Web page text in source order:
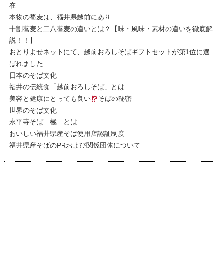
在
本物の蕎麦は、福井県越前にあり
十割蕎麦と二八蕎麦の違いとは？【味・風味・素材の違いを徹底解
説！！】
おとりよせネットにて、越前おろしそばギフトセットが第1位に選
ばれました
日本のそば文化
福井の伝統食「越前おろしそば」とは
美容と健康にとっても良い
そばの秘密
世界のそば文化
永平寺そば 極 とは
おいしい福井県産そば使用店認証制度
福井県産そばのPRおよび関係団体について